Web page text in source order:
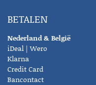
BETALEN
Nederland & België
iDeal | Wero
Klarna
Credit Card
Bancontact